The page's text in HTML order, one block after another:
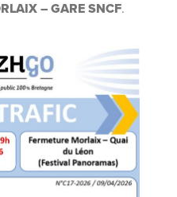
– GARE SNCF.